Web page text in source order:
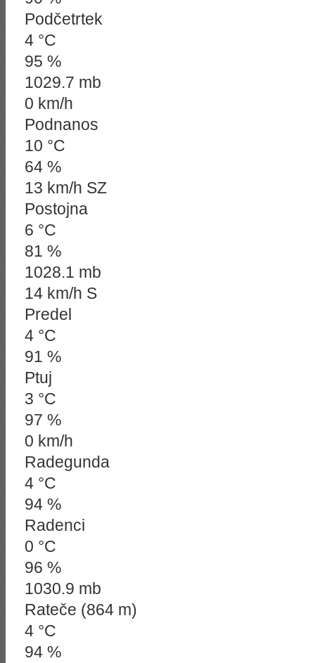
Podčetrtek
4 °C
95 %
1029.7 mb
0 km/h
Podnanos
10 °C
64 %
13 km/h SZ
Postojna
6 °C
81 %
1028.1 mb
14 km/h S
Predel
4 °C
91 %
Ptuj
3 °C
97 %
0 km/h
Radegunda
4 °C
94 %
Radenci
0 °C
96 %
1030.9 mb
Rateče (864 m)
4 °C
94 %